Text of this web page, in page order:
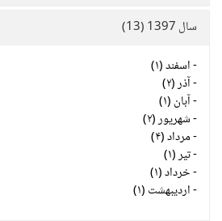
سال 1397 (13)
-اسفند (۱)
-آذر (۲)
-آبان (۱)
-شهریور (۲)
-مرداد (۴)
-تیر (۱)
-خرداد (۱)
-اردیبهشت (۱)